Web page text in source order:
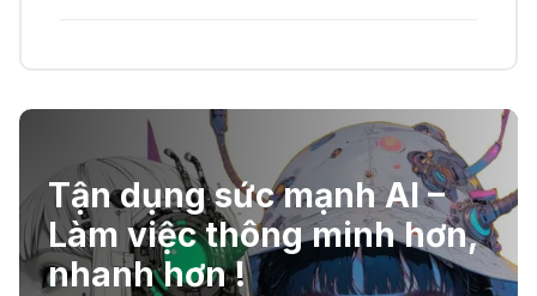
☣️ Proxy by Convergence - AI
agent tự động hoá
Tận dụng sức mạnh AI –
Làm việc thông minh hơn,
nhanh hơn !